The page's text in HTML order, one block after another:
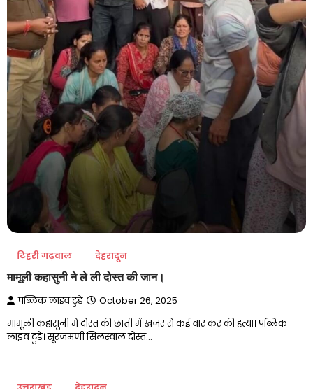
टिहरी गढ़वाल देहरादून
मामूली कहासुनी ने ले ली दोस्त की जान।
पब्लिक लाइव टुडे October 26, 2025
मामूली कहासुनी में दोस्त की छाती में खंजर से कई वार कर की हत्या। पब्लिक
लाइव टुडे। सूरजमणी सिलस्वाल दोस्त…